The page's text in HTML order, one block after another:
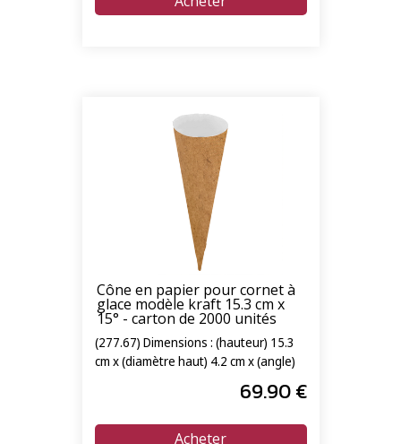
Cône en papier pour cornet à
glace modèle kraft 15.3 cm x
15° - carton de 2000 unités
(277.67) Dimensions : (hauteur) 15.3
cm x (diamètre haut) 4.2 cm x (angle)
69.90€